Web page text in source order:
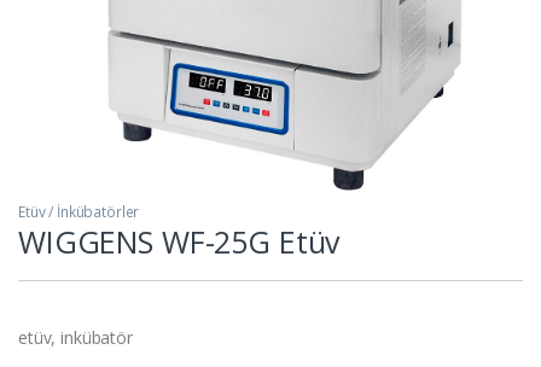
Etüv / İnkübatörler
WIGGENS WF-25G Etüv
etüv, inkübatör